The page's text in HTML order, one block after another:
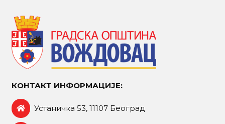
КОНТАКТ ИНФОРМАЦИЈЕ:
Устаничка 53, 11107 Београд